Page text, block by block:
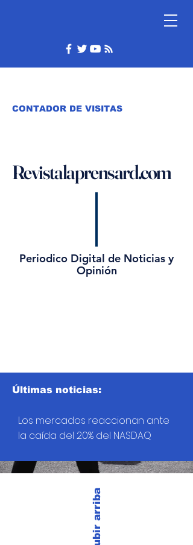
CONTADOR DE VISITAS
Revistalaprensard.com
Periodico Digital de Noticias y
Opinión
Subir arriba
Últimas noticias:
Los mercados reaccionan ante
la caída del 20% del NASDAQ